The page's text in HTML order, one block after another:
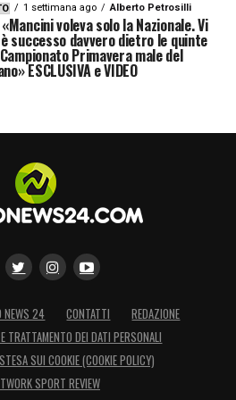
1 settimana ago Alberto Petrosilli
voleva solo la Nazionale. Vi
successo davvero dietro le quinte
Primavera male del
ESCLUSIVA e VIDEO
NEWS 24 CONTATTI
REDAZIONE
TRATTAMENTO DEI DATI PERSONALI
SUI COOKIE (COOKIE POLICY)
SPORT REVIEW